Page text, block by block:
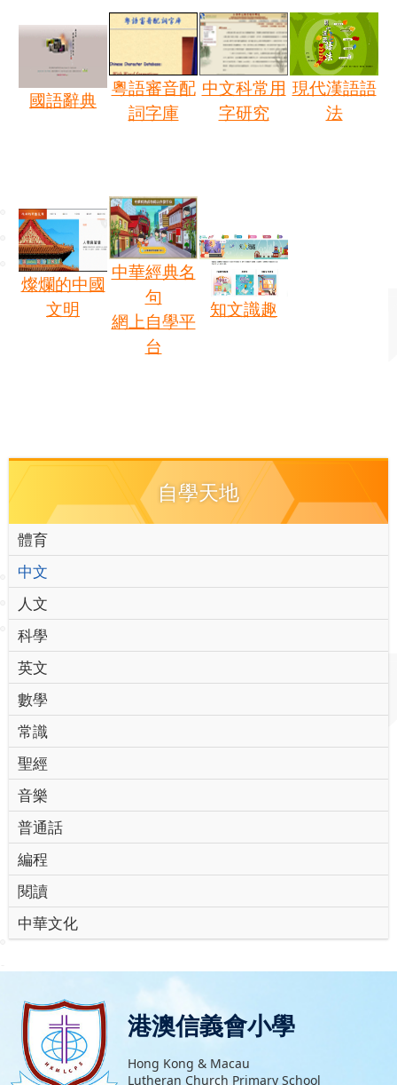
國語辭典
粵語審音配
詞字庫
中文科常用
字研究
現代漢語語
法
燦爛的中國
文明
中華經典名
句
網上自學平
台
知文識趣
自學天地
體育
中文
人文
科學
英文
數學
常識
聖經
音樂
普通話
編程
閱讀
中華文化
港澳信義會小學
Hong Kong & Macau
Lutheran Church Primary School